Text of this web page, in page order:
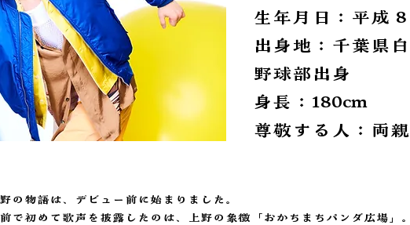
生年月日：平成 8
出身地：千葉県
野球部出身
身長：180cm
尊敬する人：両親
の物語は、デビュー前に始まりました。
で初めて歌声を披露したのは、上野の象徴「おかちまちパンダ広場」。